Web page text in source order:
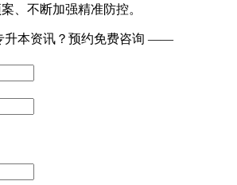
、不断加强精准防控。
本资讯？ 预约免费咨询 ——